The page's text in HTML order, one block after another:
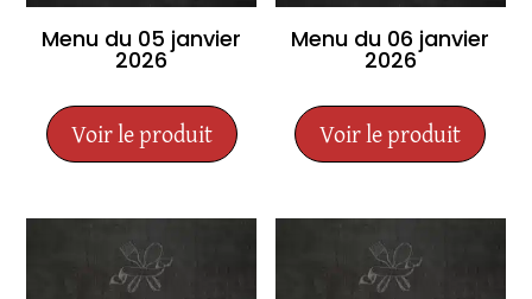
Menu du 05 janvier
2026
Voir le produit
Menu du 06 janvier
2026
Voir le produit